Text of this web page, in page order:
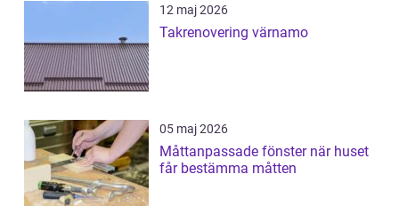
12 maj 2026
Takrenovering värnamo
05 maj 2026
Måttanpassade fönster när huset
får bestämma måtten